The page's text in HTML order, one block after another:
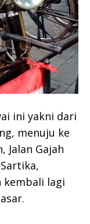
ini yakni dari
menuju ke
Jalan Gajah
kembali lagi